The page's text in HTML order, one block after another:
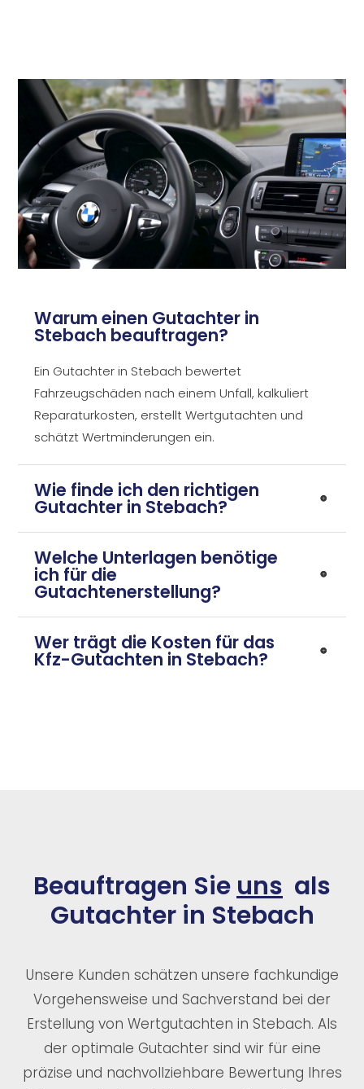
Warum einen Gutachter in
Stebach beauftragen?
Ein Gutachter in Stebach bewertet
Fahrzeugschäden nach einem Unfall, kalkuliert
Reparaturkosten, erstellt Wertgutachten und
schätzt Wertminderungen ein.
Wie finde ich den richtigen
Gutachter in Stebach?
Welche Unterlagen benötige
ich für die
Gutachtenerstellung?
Wer trägt die Kosten für das
Kfz-Gutachten in Stebach?
Beauftragen Sie uns als
Gutachter in Stebach
Unsere Kunden schätzen unsere fachkundige
Vorgehensweise und Sachverstand bei der
Erstellung von Wertgutachten in Stebach. Als
der optimale Gutachter sind wir für eine
präzise und nachvollziehbare Bewertung Ihres